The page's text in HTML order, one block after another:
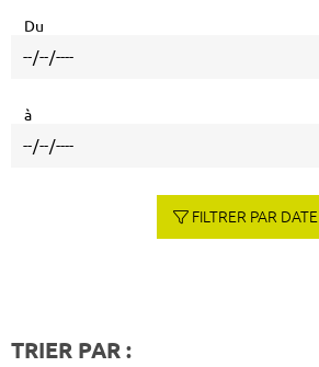
Du
à
FILTRER PAR DATE
TRIER PAR :